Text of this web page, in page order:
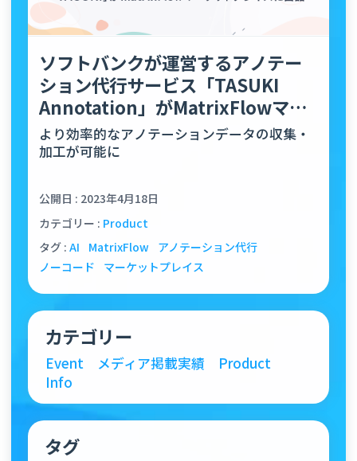
ソフトバンクが運営するアノテー
ション代行サービス「TASUKI
Annotation」がMatrixFlowマー
ケットプ…
より効率的なアノテーションデータの収集・
加工が可能に
公開日 : 2023年4月18日
カテゴリー : Product
タグ : AI MatrixFlow アノテーション代行
ノーコード
マーケットプレイス
カテゴリー
Event メディア掲載実績
Product
Info
タグ